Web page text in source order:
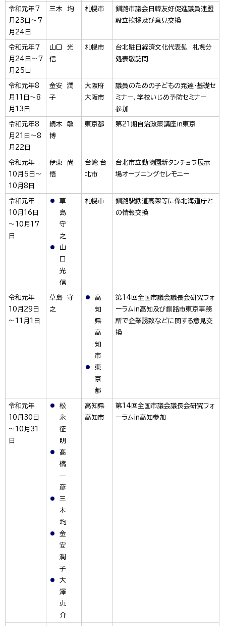
令和元年7
月23日～7
月24日
三木 均 札幌市
釧路市議会日韓友好促進議員連盟
設立挨拶及び意見交換
令和元年7
月24日～7
月25日
山口 光
信
札幌市
台北駐日経済文化代表処 札幌分
処表敬訪問
令和元年8
月11日～8
月13日
金安 潤
子
大阪府
大阪市
議員のための子どもの発達・基礎セ
ミナー、学校いじめ予防セミナー
参加
令和元年8
月21日～8
月22日
続木 敏
博
東京都 第21期自治政策講座in東京
令和元年
10月5日～
10月8日
伊東 尚
悟
台湾 台
北市
台北市立動物園新タンチョウ展示
場オープニングセレモニー
令和元年
10月16日
～10月17
日
草
島
守
之
山
口
光
信
札幌市
釧路駅鉄道高架等に係北海道庁と
の情報交換
令和元年
10月29日
～11月1日
草島 守
之
高
知
県
高
知
市
東
京
都
第14回全国市議会議長会研究フォ
ーラムin高知及び釧路市東京事務
所で企業誘致などに関する意見交
換
令和元年
10月30日
～10月31
日
松
永
征
明
髙
橋
一
彦
三
木
均
金
安
潤
子
大
澤
恵
介
高知県
高知市
第14回全国市議会議長会研究フォ
ーラムin高知参加